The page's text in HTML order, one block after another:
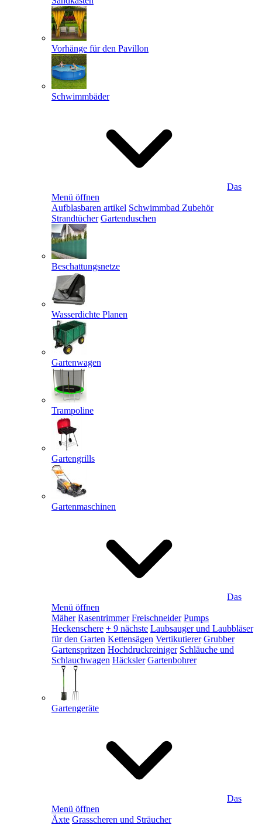
Vorhänge für den Pavillon
Schwimmbäder
Das
Menü öffnen
Aufblasbaren artikel Schwimmbad Zubehör
Strandtücher Gartenduschen
Beschattungsnetze
Wasserdichte Planen
Gartenwagen
Trampoline
Gartengrills
Gartenmaschinen
Das
Menü öffnen
Mäher Rasentrimmer Freischneider Pumps
Heckenschere + 9 nächste Laubsauger und Laubbläser
für den Garten Kettensägen Vertikutierer Grubber
Gartenspritzen Hochdruckreiniger Schläuche und
Schlauchwagen Häcksler Gartenbohrer
Gartengeräte
Das
Menü öffnen
Äxte Grasscheren und Sträucher